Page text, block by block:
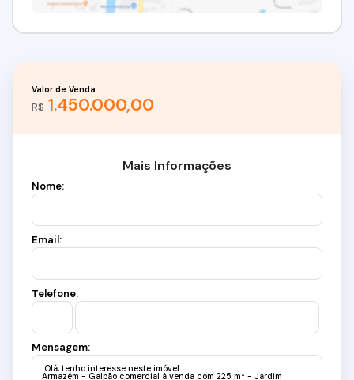
R$ 1.450.000,00
Valor de Venda
Mais Informações
Nome:
Email:
Telefone:
Mensagem: